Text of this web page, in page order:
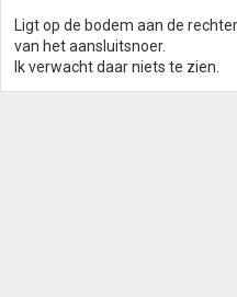
Ligt op de bodem aan de
van het aansluitsnoer.
Ik verwacht daar niets te zien.